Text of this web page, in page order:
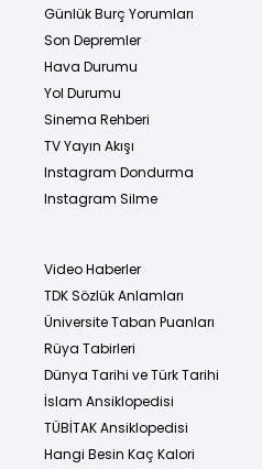
Günlük Burç Yorumları
Son Depremler
Hava Durumu
Yol Durumu
Sinema Rehberi
TV Yayın Akışı
Instagram Dondurma
Instagram Silme
Video Haberler
TDK Sözlük Anlamları
Üniversite Taban Puanları
Rüya Tabirleri
Dünya Tarihi ve Türk Tarihi
İslam Ansiklopedisi
TÜBİTAK Ansiklopedisi
Hangi Besin Kaç Kalori